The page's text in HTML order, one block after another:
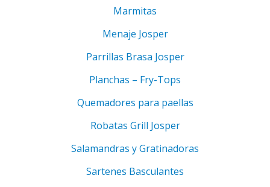
Marmitas
Menaje Josper
Parrillas Brasa Josper
Planchas – Fry-Tops
Quemadores para paellas
Robatas Grill Josper
Salamandras y Gratinadoras
Sartenes Basculantes